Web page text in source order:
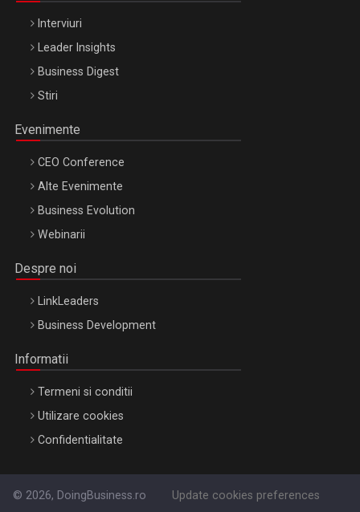
Interviuri
Leader Insights
Business Digest
Stiri
Evenimente
CEO Conference
Alte Evenimente
Business Evolution
Webinarii
Despre noi
LinkLeaders
Business Development
Informatii
Termeni si conditii
Utilizare cookies
Confidentialitate
© 2026, DoingBusiness.ro Update cookies preferences